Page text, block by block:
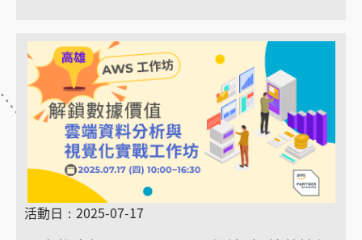
活動日：2025-07-17